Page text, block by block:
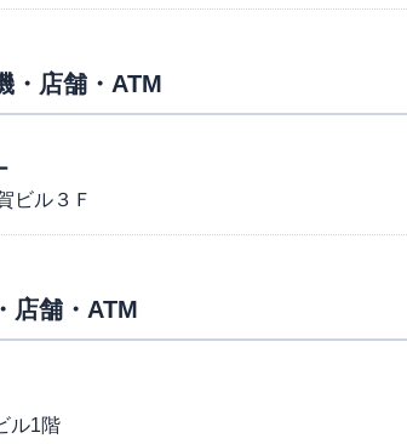
・店舗・ATM
ビル３Ｆ
店舗・ATM
ル1階